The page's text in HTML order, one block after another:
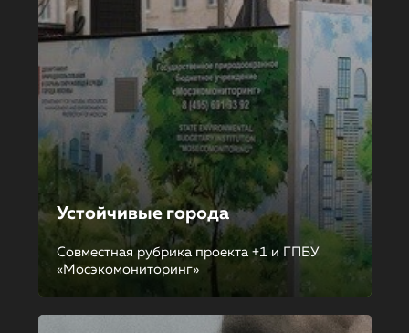
Устойчивые города
Совместная рубрика проекта +1 и ГПБУ
«Мосэкомониторинг»